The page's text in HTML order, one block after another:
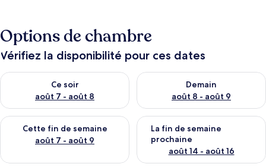
Options de chambre
Vérifiez la disponibilité pour ces dates
Ce soir
août 7 - août 8
Vérifier la disponibilité pour ce soir août 7 - août 8
Demain
août 8 - août 9
Vérifier la disponibilité pour
Cette fin de semaine
août 7 - août 9
Vérifier la disponibilité pour cette fin de semaine août 7 -
La fin de semaine
prochaine
août 14 - août 16
Vérifier la disponibilité pour